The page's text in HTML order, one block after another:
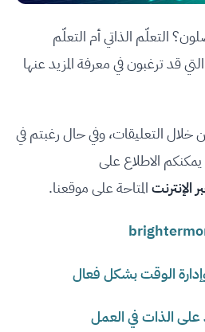
التعلّم الذاتي أم التعلّم
قد ترغبون في معرفة المزيد عنها
خلال التعليقات، وفي حال رغبتم في
يمكنكم الاطلاع على
الإنترنتالمتاحة على موقعنا.
الوقت بشكل فعال
على الذات في العمل